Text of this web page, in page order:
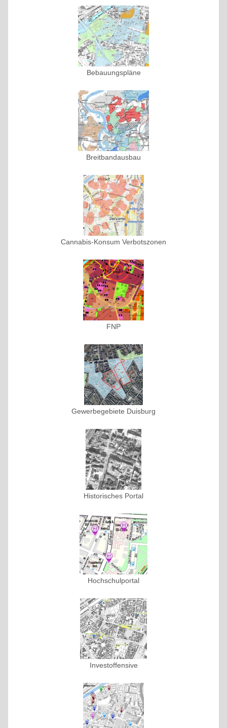
Bebauungspläne
Breitbandausbau
Cannabis-Konsum Verbotszonen
FNP
Gewerbegebiete Duisburg
Historisches Portal
Hochschulportal
Investoffensive